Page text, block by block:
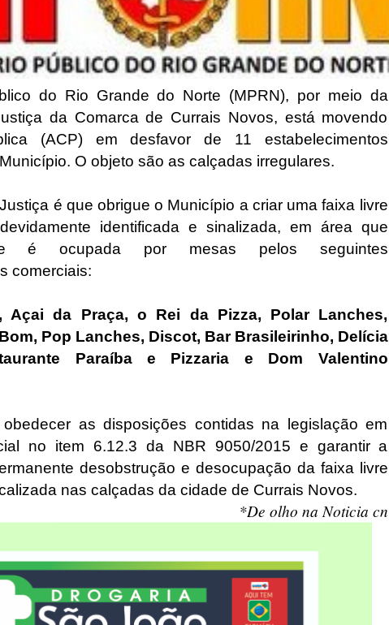
do Rio Grande do Norte (MPRN), por meio da
da Comarca de Currais Novos, está movendo
(ACP) em desfavor de 11 estabelecimentos
O objeto são as calçadas irregulares.
é que obrigue o Município a criar uma faixa livre
identificada e sinalizada, em área que
é ocupada por mesas pelos seguintes
comerciais:
Açai da Praça, o Rei da Pizza, Polar Lanches,
Pop Lanches, Discot, Bar Brasileirinho, Delícia
Paraíba e Pizzaria e Dom Valentino
as disposições contidas na legislação em
no item 6.12.3 da NBR 9050/2015 e garantir a
desobstrução e desocupação da faixa livre
nas calçadas da cidade de Currais Novos.
*De olho na Noticia cn